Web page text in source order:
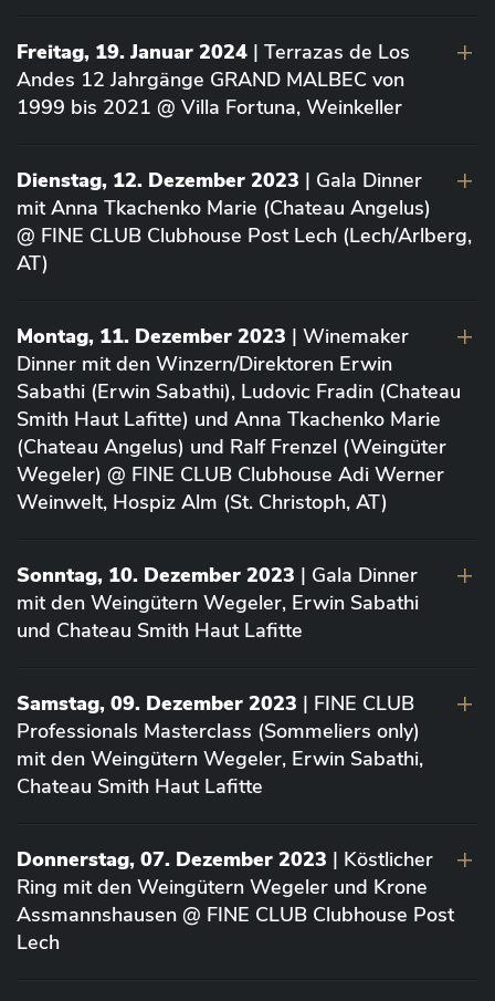
Freitag, 19. Januar 2024 | Terrazas de Los
Andes 12 Jahrgänge GRAND MALBEC von
1999 bis 2021 @ Villa Fortuna, Weinkeller
Dienstag, 12. Dezember 2023 | Gala Dinner
mit Anna Tkachenko Marie (Chateau Angelus)
@ FINE CLUB Clubhouse Post Lech (Lech/Arlberg,
AT)
Montag, 11. Dezember 2023 | Winemaker
Dinner mit den Winzern/Direktoren Erwin
Sabathi (Erwin Sabathi), Ludovic Fradin (Chateau
Smith Haut Lafitte) und Anna Tkachenko Marie
(Chateau Angelus) und Ralf Frenzel (Weingüter
Wegeler) @ FINE CLUB Clubhouse Adi Werner
Weinwelt, Hospiz Alm (St. Christoph, AT)
Sonntag, 10. Dezember 2023 | Gala Dinner
mit den Weingütern Wegeler, Erwin Sabathi
und Chateau Smith Haut Lafitte
Samstag, 09. Dezember 2023 | FINE CLUB
Professionals Masterclass (Sommeliers only)
mit den Weingütern Wegeler, Erwin Sabathi,
Chateau Smith Haut Lafitte
Donnerstag, 07. Dezember 2023 | Köstlicher
Ring mit den Weingütern Wegeler und Krone
Assmannshausen @ FINE CLUB Clubhouse Post
Lech